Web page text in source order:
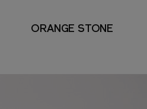
ORANGE STONE